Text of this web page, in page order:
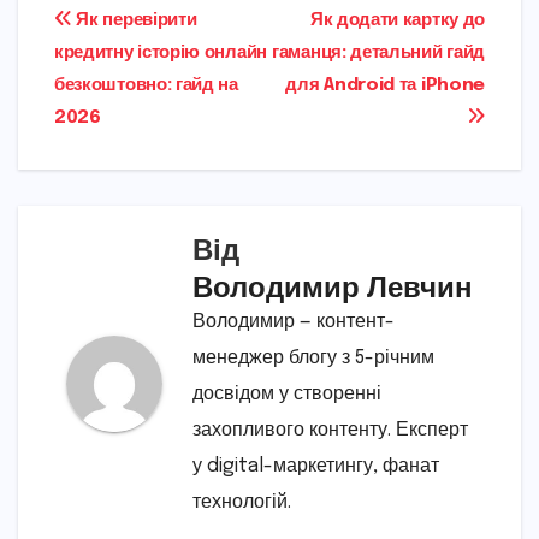
Навігація
записів
Як додати картку до
гаманця: детальний гайд
для Android та iPhone
Як перевірити
кредитну історію онлайн
безкоштовно: гайд на
2026
Від
Володимир Левчин
Володимир — контент-
менеджер блогу з 5-річним
досвідом у створенні
захопливого контенту. Експерт
у digital-маркетингу, фанат
технологій.